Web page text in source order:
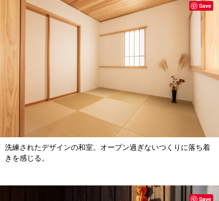
洗練されたデザインの和室。オープン過ぎないつくりに落ち着
きを感じる。
Save
Save